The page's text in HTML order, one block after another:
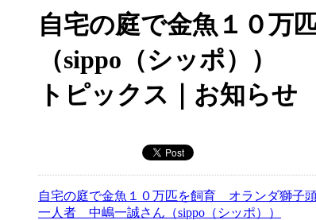
自宅の庭で金魚１０
（sippo（シッポ））
トピックス｜お知らせ
自宅の庭で金魚１０万匹を飼育 オランダ獅子
一人者 中嶋一誠さん（sippo（シッポ））